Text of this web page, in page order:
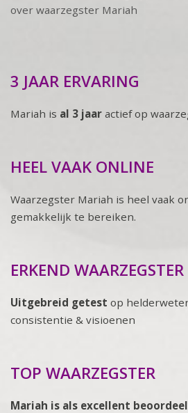
over waarzegster Mariah
3 JAAR ERVARING
Mariah is al 3 jaar actief op
HEEL VAAK ONLINE
Waarzegster Mariah is heel vaak
gemakkelijk te bereiken.
ERKEND WAARZEGSTER
Uitgebreid getest op
consistentie & visioenen
TOP WAARZEGSTER
Mariah is als excellent